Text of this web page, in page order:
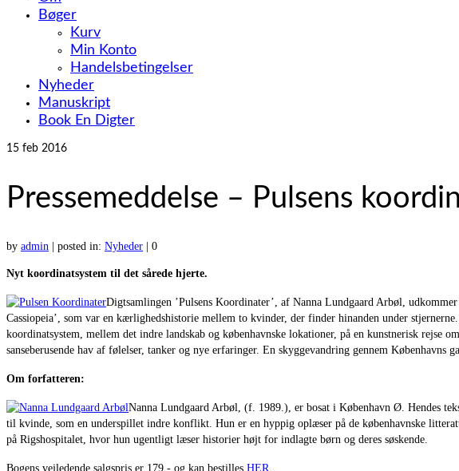
Bøger
Kurv
Min Konto
Handelsbetingelser
Nyheder
Manuskript
Book En Digter
15 feb 2016
Pressemeddelse – Pulsens
by admin posted in: Nyheder 0
Nyt koordinatsystem til det sårede hjerte.
Digtsamlingen ’Pulsens Koordinater’, af Nanna Lundgaard Arbøl,
Cassiopeia’, som var en kærlighedshistorie mellem to kvinder, der finder hinanden under
koordinatsystem, mellem det indre landskab og københavnske lokationer, på en kunstnerisk rejse
sanseberusende hav af følelser, tanker og nye erfaringer. En skyggevandring gennem
Om forfatteren:
Nanna Lundgaard Arbøl, (f. 1989.), er bosat i København Ø. Hendes
til kvinde, som en underspillet indre konflikt. Hun er en hyppig oplæser på de københavnske
på Rigshospitalet, hvor hun ugentligt læser historier højt for indlagte børn og deres søskende.
Bogens vejledende salgspris er 179,- og kan bestilles HER.